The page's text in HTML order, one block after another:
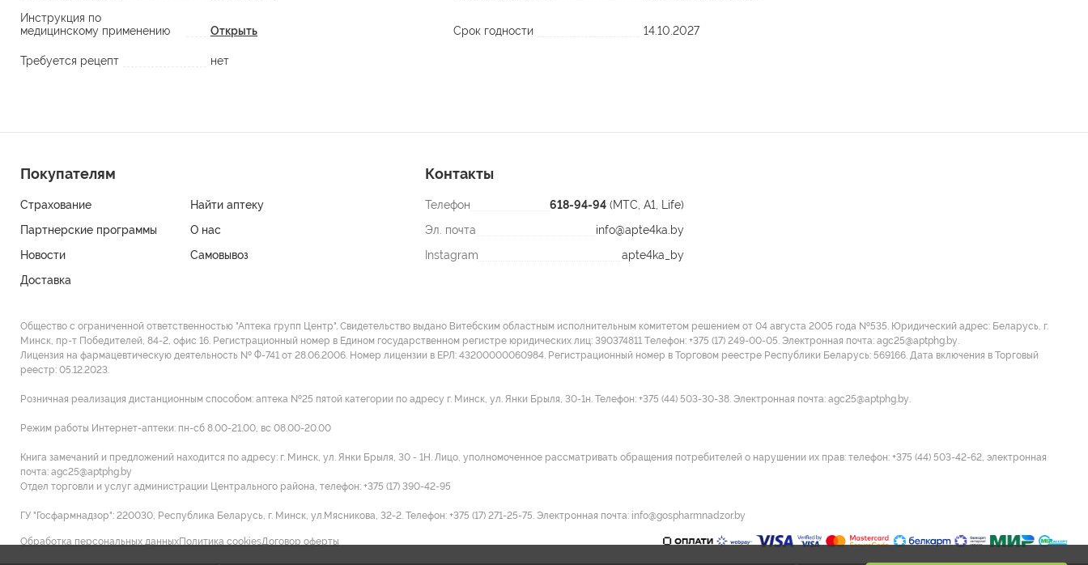
Инструкция по
медицинскому применению
Открыть Срок годности 14.10.2027
Требуется рецепт нет
Покупателям
Страхование
Найти аптеку
Партнерские программы
О нас
Новости
Самовывоз
Доставка
Контакты
Телефон 618-94-94 (МТС, A1, Life)
Эл. почта
info@apte4ka.by
Instagram
apte4ka_by
Общество с ограниченной ответственностью "Аптека групп Центр". Свидетельство выдано Витебским областным исполнительным комитетом решением от 04 августа 2005 года №535. Юридический адрес: Беларусь, г.
Минск, пр-т Победителей, 84-2, офис 16. Регистрационный номер в Едином государственном регистре юридических лиц: 390374811 Tелефон: +375 (17) 249-00-05. Электронная почта: agc25@aptphg.by.
Лицензия на фармацевтическую деятельность № Ф-741 от 28.06.2006. Номер лицензии в ЕРЛ: 43200000060984. Регистрационный номер в Торговом реестре Республики Беларусь: 569166. Дата включения в Торговый
реестр: 05.12.2023.
Розничная реализация дистанционным способом: аптека №25 пятой категории по адресу г. Минск, ул. Янки Брыля, 30-1н. Телефон: +375 (44) 503-30-38. Электронная почта: agc25@aptphg.by.
Режим работы Интернет-аптеки: пн-сб 8.00-21.00, вс 08.00-20.00
Книга замечаний и предложений находится по адресу: г. Минск, ул. Янки Брыля, 30 - 1Н. Лицо, уполномоченное рассматривать обращения потребителей о нарушении их прав: телефон: +375 (44) 503-42-62, электронная
почта: agc25@aptphg.by
Отдел торговли и услуг администрации Центрального района, телефон: +375 (17) 390-42-95
ГУ "Госфармнадзор": 220030, Республика Беларусь, г. Минск, ул.Мясникова, 32-2. Телефон: +375 (17) 271-25-75. Электронная почта: info@gospharmnadzor.by
Обработка персональных данныхПолитика cookiesДоговор оферты